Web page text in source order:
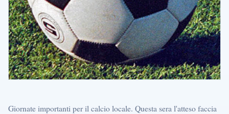
Giornate importanti per il calcio locale. Questa sera l'atteso faccia